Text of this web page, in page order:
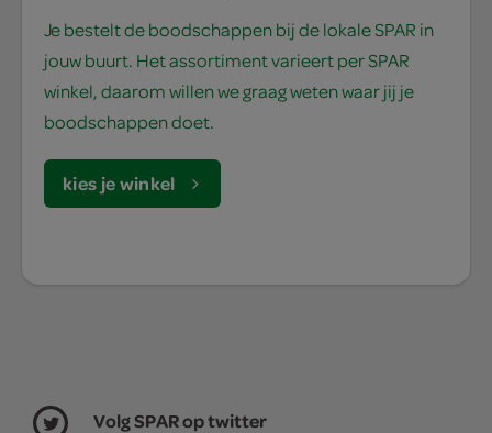
Je bestelt de boodschappen bij de lokale SPAR in
jouw buurt. Het assortiment varieert per SPAR
winkel, daarom willen we graag weten waar jij je
boodschappen doet.
kies je winkel
Volg SPAR op twitter